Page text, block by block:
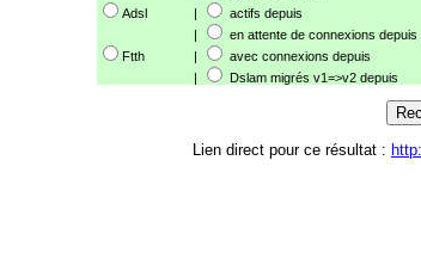
Adsl |
actifs depuis
|
en attente de connexions depuis
Ftth
|
avec connexions depuis
|
Dslam migrés v1=>v2 depuis
Lien direct pour ce résultat :